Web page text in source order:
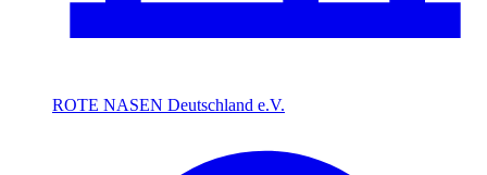
ROTE NASEN Deutschland e.V.